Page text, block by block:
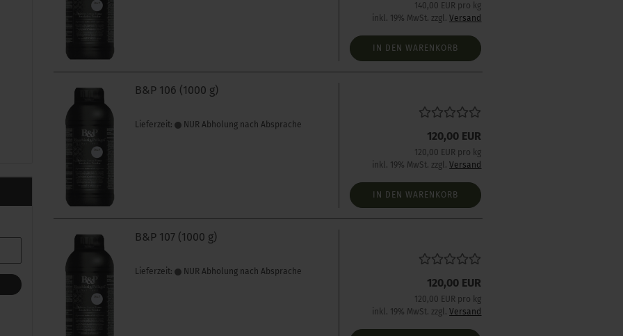
140,00 EUR pro kg
inkl. 19% MwSt. zzgl.Versand
IN DEN WARENKORB
B&P 106 (1000 g)
Lieferzeit: NUR Abholung nach Absprache
120,00 EUR
120,00 EUR pro kg
inkl. 19% MwSt. zzgl.Versand
IN DEN WARENKORB
B&P 107 (1000 g)
Lieferzeit: NUR Abholung nach Absprache
120,00 EUR
120,00 EUR pro kg
inkl. 19% MwSt. zzgl.Versand